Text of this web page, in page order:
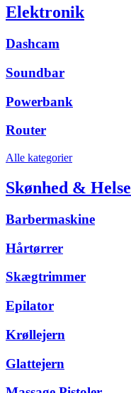
Elektronik
Dashcam
Soundbar
Powerbank
Router
Alle kategorier
Skønhed & Helse
Barbermaskine
Hårtørrer
Skægtrimmer
Epilator
Krøllejern
Glattejern